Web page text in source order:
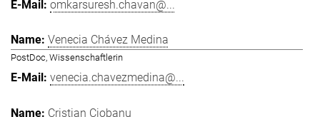
omkarsuresh.chavan@...
Venecia Chávez Medina
PostDoc, Wissenschaftlerin
venecia.chavezmedina@...
Cristian Ciobanu